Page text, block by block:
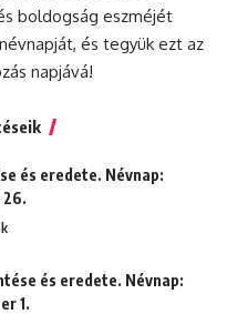
boldogság eszméjét
és tegyük ezt az
napjává!
és eredete. Névnap:
és eredete. Névnap:
1.